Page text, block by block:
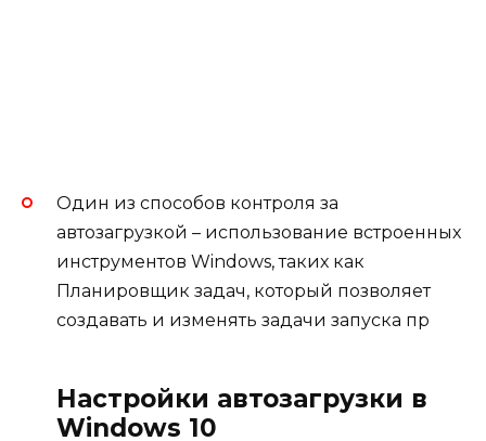
Один из способов контроля за
автозагрузкой – использование встроенных
инструментов Windows, таких как
Планировщик задач, который позволяет
создавать и изменять задачи запуска пр
Настройки автозагрузки в
Windows 10